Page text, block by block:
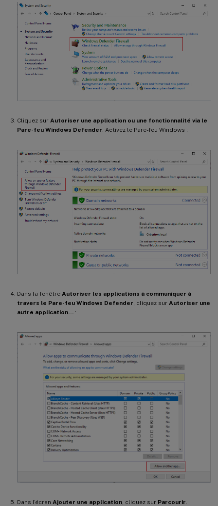
Cliquez sur Autoriser une application ou une fonctionnalité via le
Pare-feu Windows Defender. Activez le Pare-feu Windows :
Dans la fenêtre Autoriser les applications à communiquer à
travers le Pare-feu Windows Defender, cliquez sur Autoriser une
autre application… :
Dans l’écran Ajouter une application , cliquez sur Parcourir